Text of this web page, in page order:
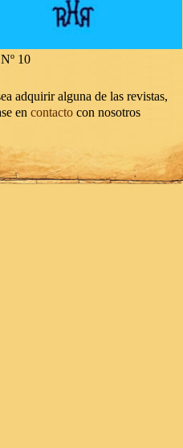
10
adquirir alguna de las revistas,
en contacto con nosotros